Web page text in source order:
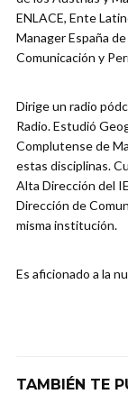
ENLACE, Ente
Manager España
Comunicación y
Dirige un radio
Radio. Estudió
Complutense de
estas disciplinas.
Alta Dirección del
Dirección de
misma institución.
Es aficionado a la
TAMBIÉN TE